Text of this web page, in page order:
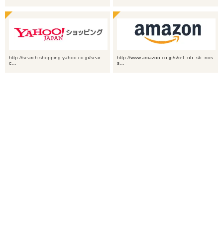
http://search.shopping.yahoo.co.jp/sear
c…
http://www.amazon.co.jp/s/ref=nb_sb_nos
s…